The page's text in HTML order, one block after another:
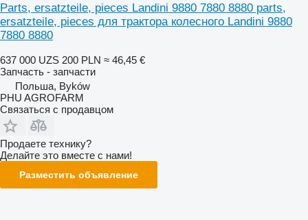
Parts, ersatzteile, pieces Landini 9880 7880 8880 parts,
ersatzteile, pieces для трактора колесного Landini 9880
7880 8880
637 000 UZS 200 PLN ≈ 46,45 €
Запчасть - запчасти
Польша, Byków
PHU AGROFARM
Связаться с продавцом
Продаете технику?
Делайте это вместе с нами!
Разместить объявление